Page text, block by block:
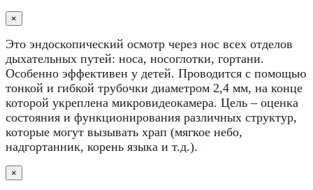
×
Это эндоскопический осмотр через нос всех отделов
дыхательных путей: носа, носоглотки, гортани.
Особенно эффективен у детей. Проводится с помощью
тонкой и гибкой трубочки диаметром 2,4 мм, на конце
которой укреплена микровидеокамера. Цель – оценка
состояния и функционирования различных структур,
которые могут вызывать храп (мягкое небо,
надгортанник, корень языка и т.д.).
×